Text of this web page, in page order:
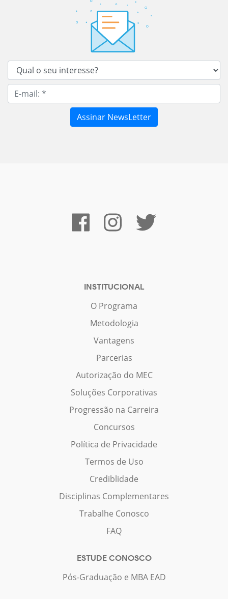
INSTITUCIONAL
O Programa
Metodologia
Vantagens
Parcerias
Autorização do MEC
Soluções Corporativas
Progressão na Carreira
Concursos
Política de Privacidade
Termos de Uso
Crediblidade
Disciplinas Complementares
Trabalhe Conosco
FAQ
ESTUDE CONOSCO
Pós-Graduação e MBA EAD